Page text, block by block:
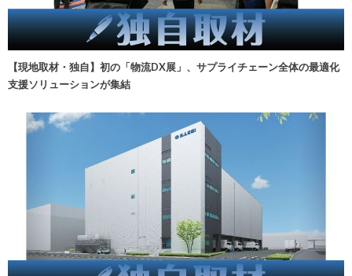
【現地取材・独自】初の「物流DX展」、サプライチェーン全体の最適化
支援ソリューションが集結